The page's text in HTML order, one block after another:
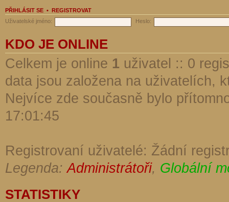
PŘIHLÁSIT SE • REGISTROVAT
Uživatelské jméno:
Heslo:
KDO JE ONLINE
Celkem je online 1 uživatel :: 0
data jsou založena na uživatelích,
Nejvíce zde současně bylo
17:01:45
Registrovaní uživatelé: Žádní
Legenda:Administrátoři, Globální
STATISTIKY